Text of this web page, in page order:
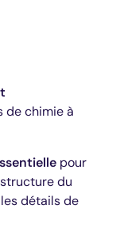
de chimie à
pour
du
détails de